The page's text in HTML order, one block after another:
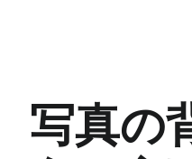
写真の